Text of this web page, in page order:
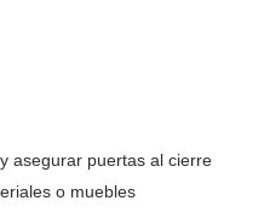
asegurar puertas al cierre
o muebles